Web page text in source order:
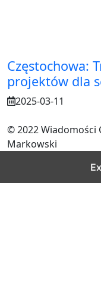
Częstochowa:
projektów dla
2025-03-11
© 2022 Wiadomości
Markowski